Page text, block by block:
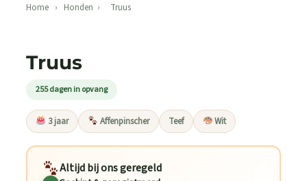
Home › Honden › Truus
Hond
Truus
255 dagen in opvang
3 jaar Affenpinscher Teef Wit
Altijd bij ons geregeld